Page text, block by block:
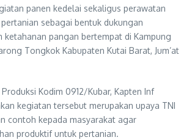
panen kedelai sekaligus perawatan
sebagai bentuk dukungan
ketahanan pangan bertempat di Kampung
Tongkok Kabupaten Kutai Barat, Jum’at
Kodim 0912/Kubar, Kapten Inf
kegiatan tersebut merupakan upaya TNI
contoh kepada masyarakat agar
produktif untuk pertanian.